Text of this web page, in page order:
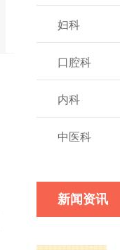
妇科
口腔科
内科
中医科
新闻资讯